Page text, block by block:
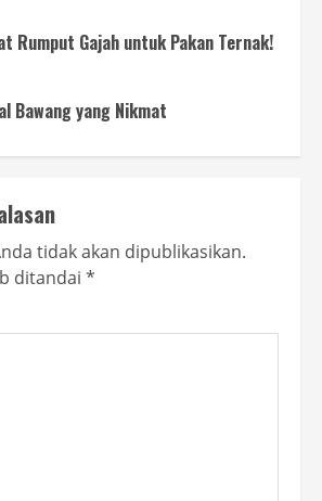
Rumput Gajah untuk Pakan Ternak!
Bawang yang Nikmat
tidak akan dipublikasikan.
ditandai *